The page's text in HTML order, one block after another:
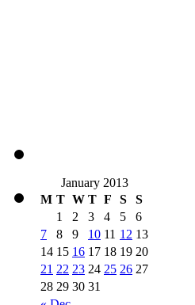
January 2013
M T W T F S S
1 2 3 4 5
6
7
8 9 10 11 12 13
14 15 16 17 18 19 20
21 22 23 24 25 26 27
28 29 30 31